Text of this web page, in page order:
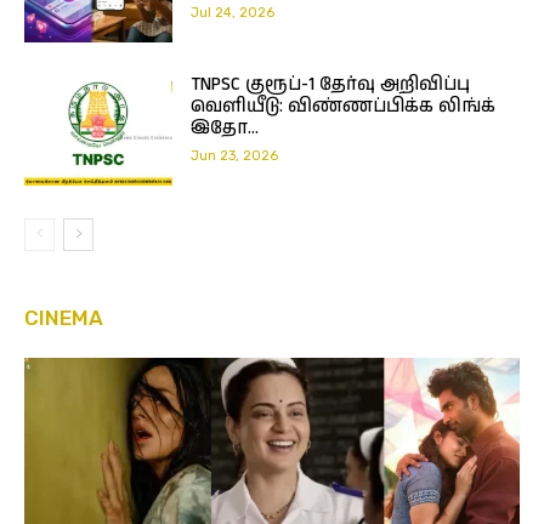
Jul 24, 2026
TNPSC குரூப்-1 தேர்வு அறிவிப்பு
வெளியீடு: விண்ணப்பிக்க லிங்க்
இதோ…
Jun 23, 2026
CINEMA